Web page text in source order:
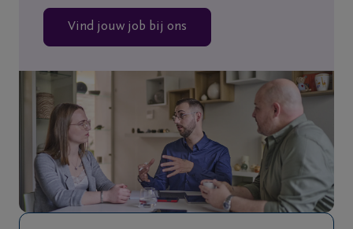
Uitvaart
regelen
Overlijdensberichten
Ons
uitvaartcentrum
Veelgestelde
Vind jouw job bij ons